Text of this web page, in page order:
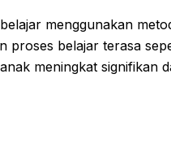
menggunakan
proses belajar terasa
meningkat signifikan